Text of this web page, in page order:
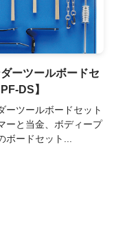
ーツールボードセ
DS】
ーツールボードセット
ーと当金、ボディープ
ボードセット...